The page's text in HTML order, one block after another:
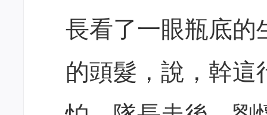
長看了一眼瓶底的
的頭髮，說，幹這